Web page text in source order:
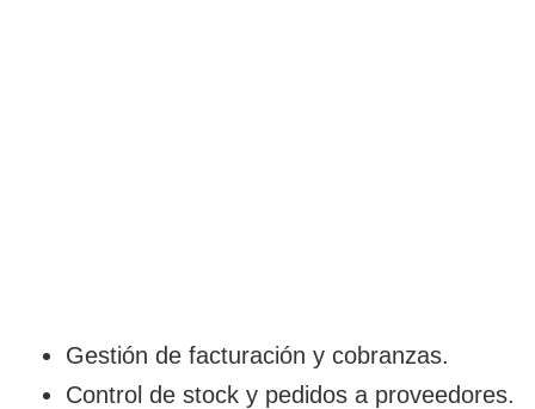
Gestión de facturación y cobranzas.
Control de stock y pedidos a proveedores.